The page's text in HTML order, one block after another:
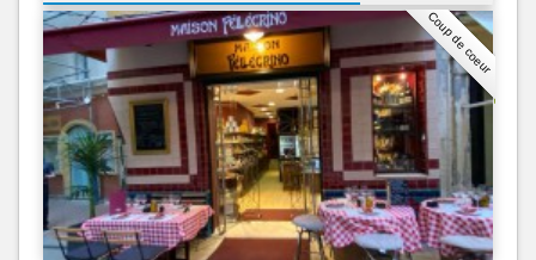
Coup de coeur